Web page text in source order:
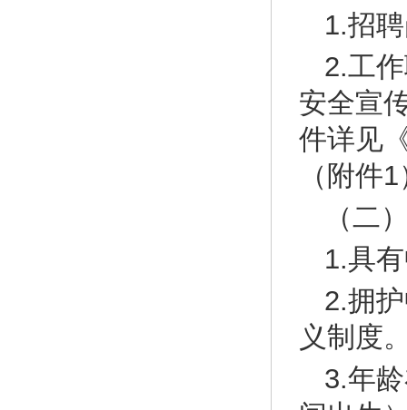
1.招
2.工
安全宣
件详见
（附件
（二
1.具
2.拥
义制度
3.年